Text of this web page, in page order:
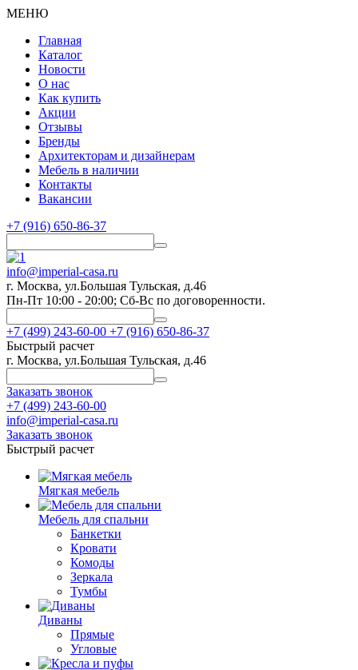
МЕНЮ
Главная
Каталог
Новости
О нас
Как купить
Акции
Отзывы
Бренды
Архитекторам и дизайнерам
Мебель в наличии
Контакты
Вакансии
+7 (916) 650-86-37
info@imperial-casa.ru
г. Москва, ул.Большая Тульская, д.46
Пн-Пт 10:00 - 20:00; Сб-Вс по договоренности.
+7 (499) 243-60-00 +7 (916) 650-86-37
Быстрый расчет
г. Москва, ул.Большая Тульская, д.46
Заказать звонок
+7 (499) 243-60-00
info@imperial-casa.ru
Заказать звонок
Быстрый расчет
Мягкая мебель
Мебель для спальни
Банкетки
Кровати
Комоды
Зеркала
Тумбы
Диваны
Прямые
Угловые